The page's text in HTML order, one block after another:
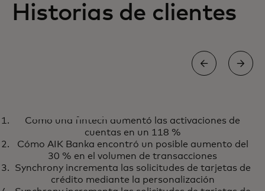
Historias de clientes
Virgin Money desbloqueó una
poderosa asociación de
innovación con Digital Labs
Más información
Cómo una fintech aumentó las activaciones de
cuentas en un 118 %
Cómo AIK Banka encontró un posible aumento del
30 % en el volumen de transacciones
Synchrony incrementa las solicitudes de tarjetas de
crédito mediante la personalización